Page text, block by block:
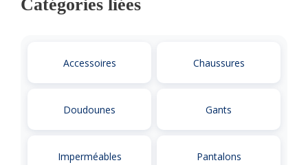
Catégories liées
Accessoires Chaussures
Doudounes Gants
Imperméables Pantalons